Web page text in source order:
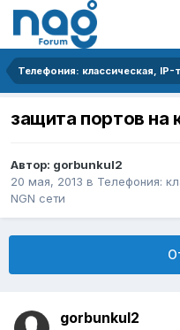
защита портов на
Автор: gorbunkul2
20 мая, 2013 в Телефония:
NGN сети
gorbunkul2